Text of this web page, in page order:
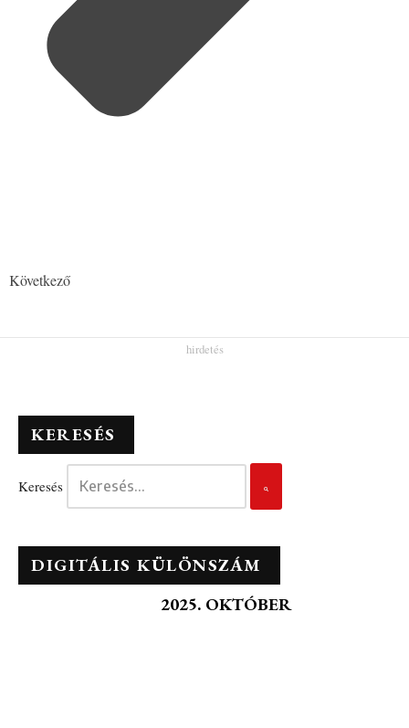
Következő
KERESÉS
Keresés
DIGITÁLIS KÜLÖNSZÁM
2025. OKTÓBER